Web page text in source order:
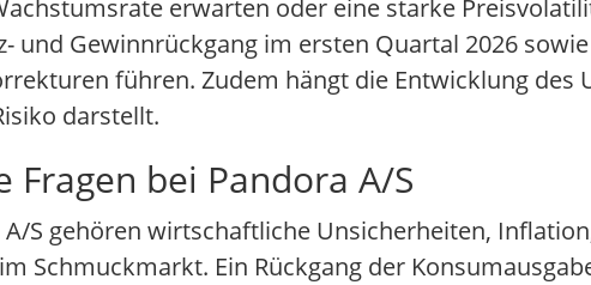
erwarten oder eine starke
und Gewinnrückgang im ersten Quartal 2026
führen. Zudem hängt die Entwicklung des
darstellt.
Fragen bei Pandora A/S
S gehören wirtschaftliche Unsicherheiten,
Schmuckmarkt. Ein Rückgang der